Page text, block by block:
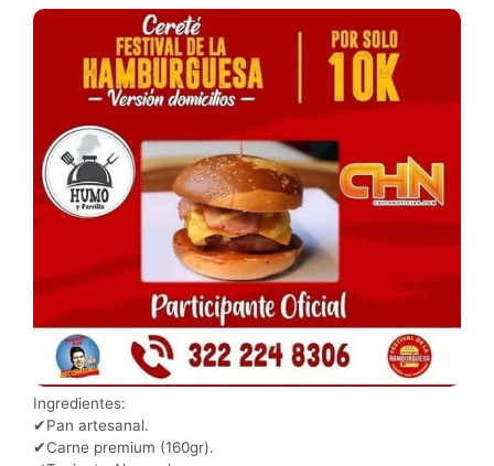
Ingredientes:
✔Pan artesanal.
✔Carne premium (160gr).